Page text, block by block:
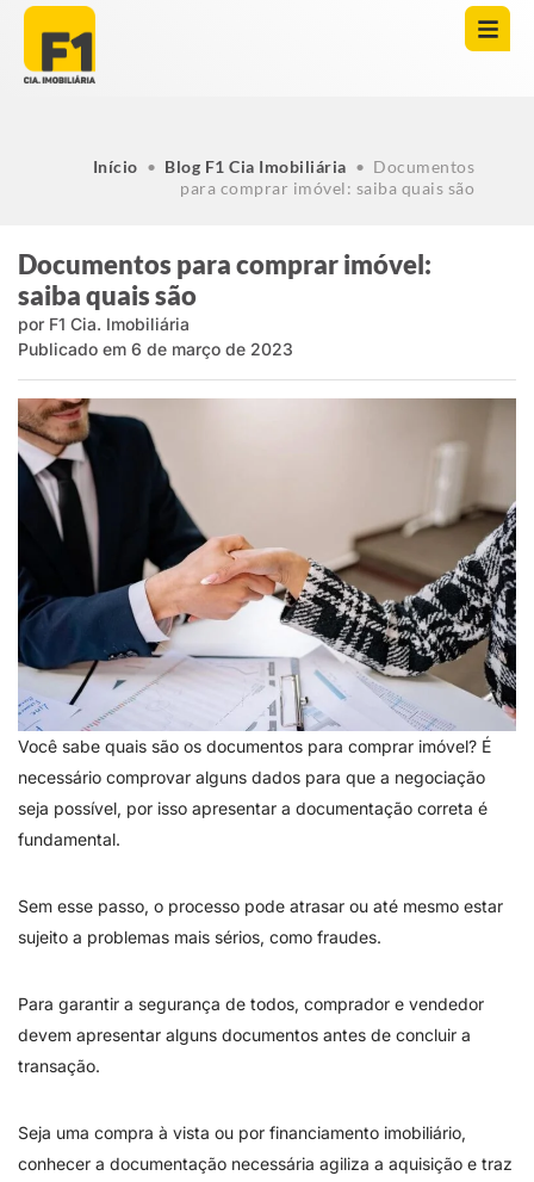
Início • Blog F1 Cia Imobiliária • Documentos
para comprar imóvel: saiba quais são
Documentos para comprar imóvel:
saiba quais são
por F1 Cia. Imobiliária
Publicado em 6 de março de 2023
Você sabe quais são os documentos para comprar imóvel? É
necessário comprovar alguns dados para que a negociação
seja possível, por isso apresentar a documentação correta é
fundamental.
Sem esse passo, o processo pode atrasar ou até mesmo estar
sujeito a problemas mais sérios, como fraudes.
Para garantir a segurança de todos, comprador e vendedor
devem apresentar alguns documentos antes de concluir a
transação.
Seja uma compra à vista ou por financiamento imobiliário,
conhecer a documentação necessária agiliza a aquisição e traz